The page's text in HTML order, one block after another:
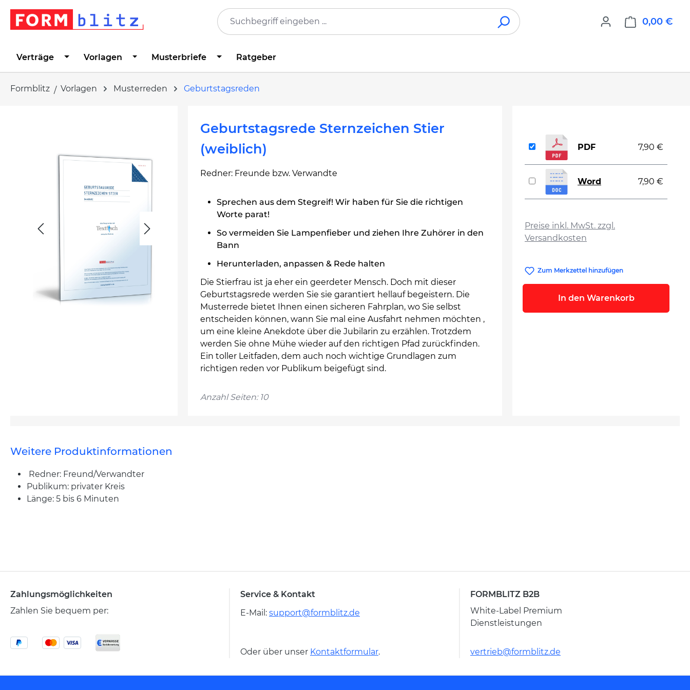
Zur Hauptnavigation springen
0,00 €
Verträge Vorlagen Musterbriefe Ratgeber
Formblitz Vorlagen Musterreden Geburtstagsreden
Geburtstagsrede Sternzeichen Stier
(weiblich)
Redner: Freunde bzw. Verwandte
Sprechen aus dem Stegreif! Wir haben für Sie die richtigen
Worte parat!
So vermeiden Sie Lampenfieber und ziehen Ihre Zuhörer in den
Bann
Herunterladen, anpassen & Rede halten
Die Stierfrau ist ja eher ein geerdeter Mensch. Doch mit dieser
Geburtstagsrede werden Sie sie garantiert hellauf begeistern. Die
Musterrede bietet Ihnen einen sicheren Fahrplan, wo Sie selbst
entscheiden können, wann Sie mal eine Ausfahrt nehmen möchten ,
um eine kleine Anekdote über die Jubilarin zu erzählen. Trotzdem
werden Sie ohne Mühe wieder auf den richtigen Pfad zurückfinden.
Ein toller Leitfaden, dem auch noch wichtige Grundlagen zum
richtigen reden vor Publikum beigefügt sind.
Anzahl Seiten: 10
Preise inkl. MwSt. zzgl.
Versandkosten
PDF 7,90 €
Word 7,90 €
Zum Merkzettel hinzufügen
In den Warenkorb
Weitere Produktinformationen
Redner: Freund/Verwandter
Publikum: privater Kreis
Länge: 5 bis 6 Minuten
Zahlungsmöglichkeiten
Zahlen Sie bequem per:
Service & Kontakt
E-Mail: support@formblitz.de
Oder über unser Kontaktformular.
FORMBLITZ B2B
White-Label Premium
Dienstleistungen
vertrieb@formblitz.de